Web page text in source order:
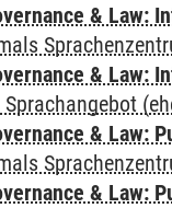
& Law:
& Law:
& Law:
& Law: